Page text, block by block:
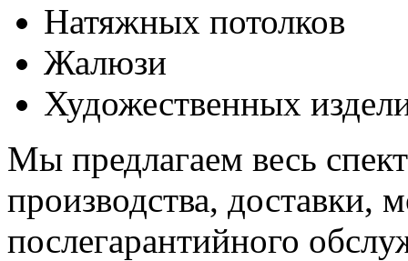
Натяжных потолков
Жалюзи
Художественных
Мы предлагаем весь
производства, доставки,
послегарантийного